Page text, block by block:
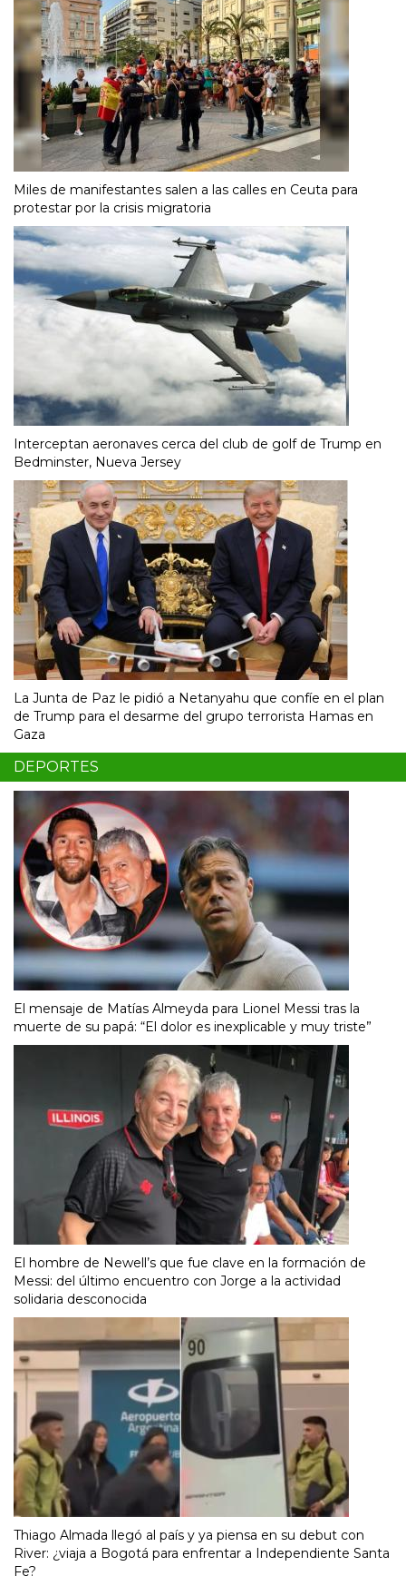
Miles de manifestantes salen a las calles en Ceuta para
protestar por la crisis migratoria
Interceptan aeronaves cerca del club de golf de Trump en
Bedminster, Nueva Jersey
La Junta de Paz le pidió a Netanyahu que confíe en el plan
de Trump para el desarme del grupo terrorista Hamas en
Gaza
DEPORTES
El mensaje de Matías Almeyda para Lionel Messi tras la
muerte de su papá: “El dolor es inexplicable y muy triste”
El hombre de Newell’s que fue clave en la formación de
Messi: del último encuentro con Jorge a la actividad
solidaria desconocida
Thiago Almada llegó al país y ya piensa en su debut con
River: ¿viaja a Bogotá para enfrentar a Independiente Santa
Fe?